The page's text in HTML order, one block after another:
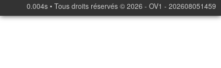
0.004s • Tous droits réservés © 2026 - OV1 - 202608051459